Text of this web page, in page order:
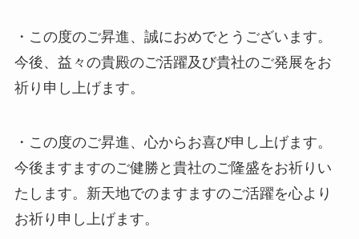
・この度のご昇進、誠におめでとうございます。
今後、益々の貴殿のご活躍及び貴社のご発展をお
祈り申し上げます。
・この度のご昇進、心からお喜び申し上げます。
今後ますますのご健勝と貴社のご隆盛をお祈りい
たします。新天地でのますますのご活躍を心より
お祈り申し上げます。